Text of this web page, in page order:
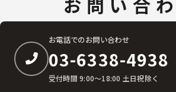
お電話でのお問い合わせ
03-6338-4938
受付時間 9:00〜18:00 土日祝除く